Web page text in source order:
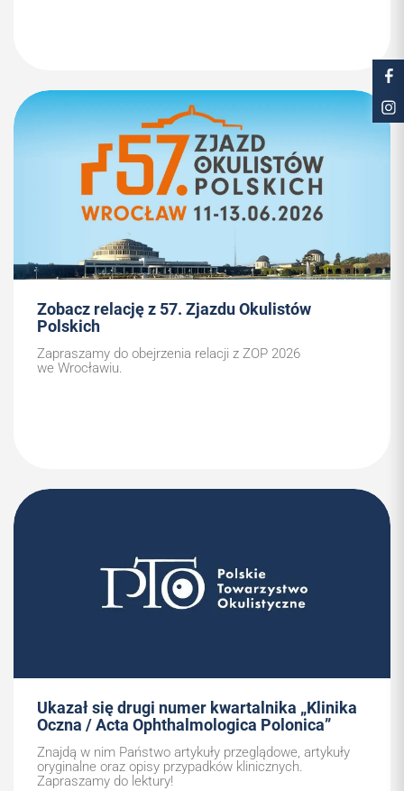
Zobacz relację z 57. Zjazdu Okulistów
Polskich
Zapraszamy do obejrzenia relacji z ZOP 2026
we Wrocławiu.
Ukazał się drugi numer kwartalnika „Klinika
Oczna / Acta Ophthalmologica Polonica”
Znajdą w nim Państwo artykuły przeglądowe, artykuły
oryginalne oraz opisy przypadków klinicznych.
Zapraszamy do lektury!